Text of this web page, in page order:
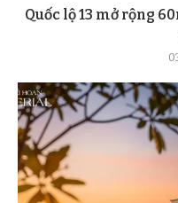
Quốc lộ 13 mở rộng